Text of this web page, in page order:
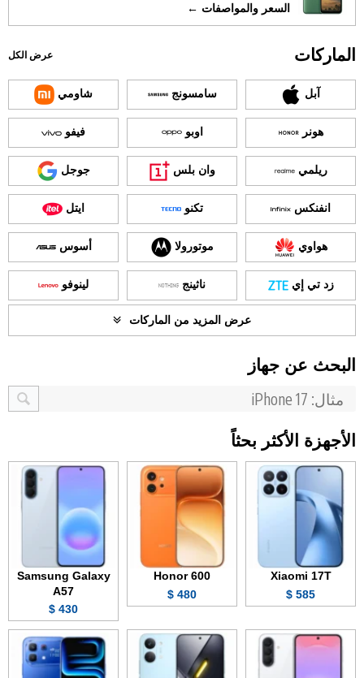
السعر والمواصفات ←
الماركات عرض الكل
آبل سامسونج شاومي
هونر اوبو فيفو
ريلمي وان بلس جوجل
انفنكس تكنو ايتل
هواوي موتورولا أسوس
زد تي إي ناثينج لينوفو
عرض المزيد من الماركات
البحث عن جهاز
الأجهزة الأكثر بحثاً
Xiaomi 17T
585 $
Honor 600
480 $
Samsung Galaxy
A57
430 $